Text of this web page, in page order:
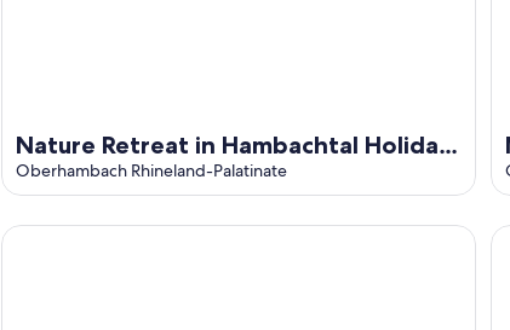
Nature Retreat in Hambachtal Holiday
Park
Oberhambach Rhineland-Palatinate
Hambachtal Boutique Resort Stay